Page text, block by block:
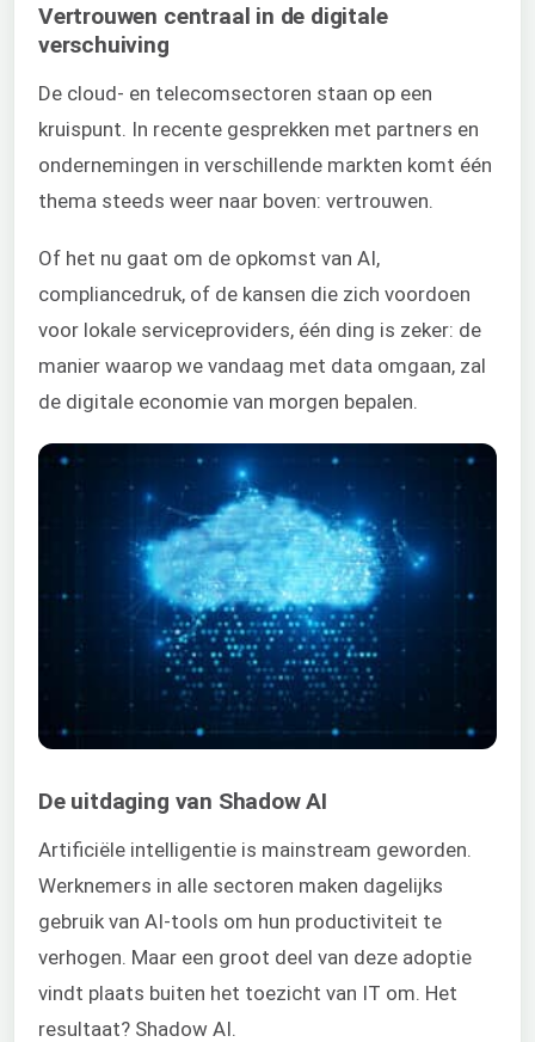
Vertrouwen centraal in de digitale
verschuiving
De cloud- en telecomsectoren staan op een
kruispunt. In recente gesprekken met partners en
ondernemingen in verschillende markten komt één
thema steeds weer naar boven: vertrouwen.
Of het nu gaat om de opkomst van AI,
compliancedruk, of de kansen die zich voordoen
voor lokale serviceproviders, één ding is zeker: de
manier waarop we vandaag met data omgaan, zal
de digitale economie van morgen bepalen.
De uitdaging van Shadow AI
Artificiële intelligentie is mainstream geworden.
Werknemers in alle sectoren maken dagelijks
gebruik van AI-tools om hun productiviteit te
verhogen. Maar een groot deel van deze adoptie
vindt plaats buiten het toezicht van IT om. Het
resultaat? Shadow AI.